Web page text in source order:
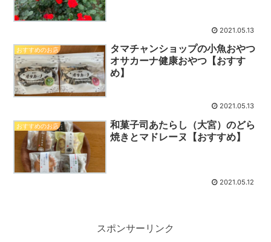
2021.05.13
おすすめのお店
タマチャンショップの小魚おやつ
オサカーナ健康おやつ【おすす
め】
2021.05.13
おすすめのお店
和菓子司あたらし（大宮）のどら
焼きとマドレーヌ【おすすめ】
2021.05.12
スポンサーリンク